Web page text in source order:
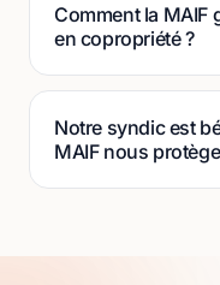
Comment la MAIF
en copropriété ?
Notre syndic est
MAIF nous